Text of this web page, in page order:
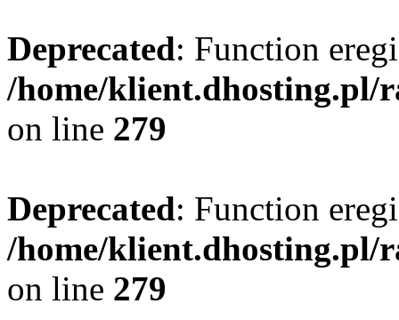
Deprecated: Function
/home/klient.dhosting.pl/
on line 279
Deprecated: Function
/home/klient.dhosting.pl/
on line 279